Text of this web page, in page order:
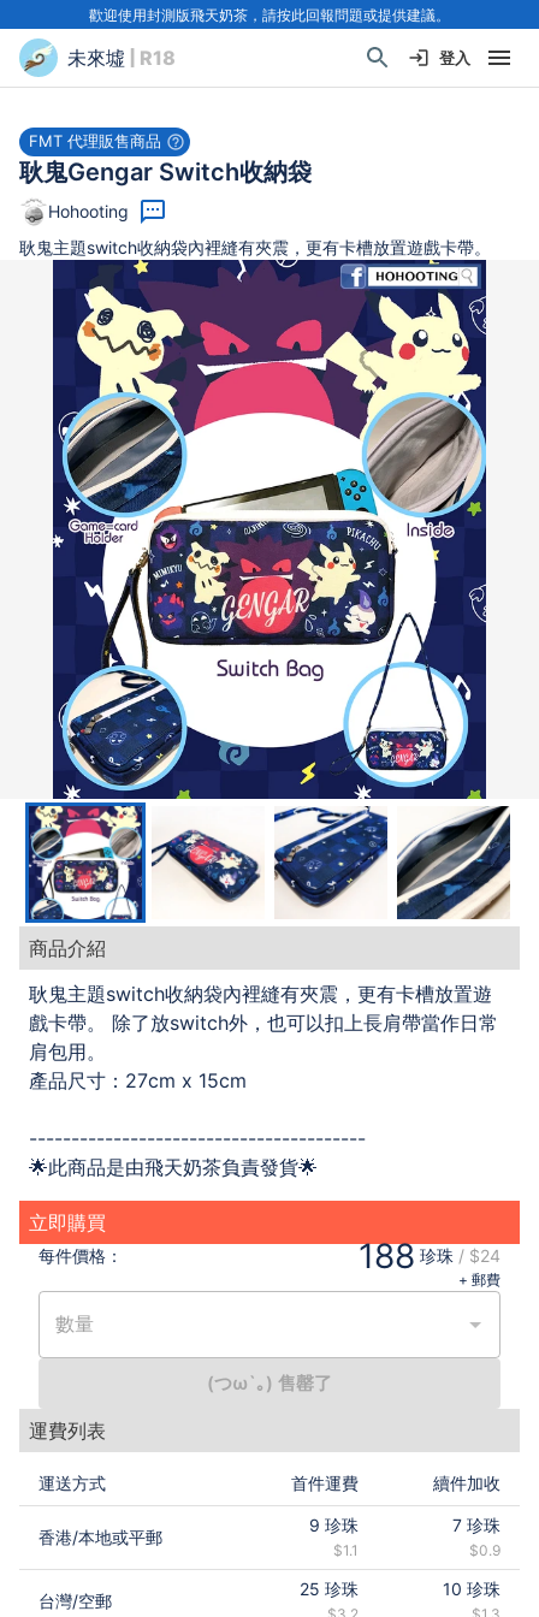
歡迎使用封測版飛天奶茶，請按此回報問題或提供建議。
未來墟 | R18 登入
FMT 代理販售商品
耿鬼Gengar Switch收納袋
Hohooting
耿鬼主題switch收納袋內裡縫有夾震，更有卡槽放置遊戲卡帶。
商品介紹
耿鬼主題switch收納袋內裡縫有夾震，更有卡槽放置遊
戲卡帶。 除了放switch外，也可以扣上長肩帶當作日常
肩包用。
產品尺寸：27cm x 15cm
----------------------------------------
🌟此商品是由飛天奶茶負責發貨🌟
立即購買
每件價格： 188 珍珠 / $24
+ 郵費
數量
(つω`｡) 售罄了
運費列表
運送方式 首件運費 續件加收
香港/本地或平郵
9 珍珠
$1.1
7 珍珠
$0.9
台灣/空郵
25 珍珠 10 珍珠